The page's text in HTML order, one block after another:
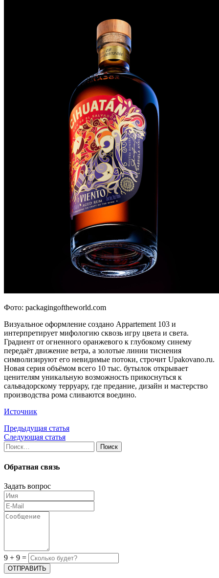
Фото: packagingoftheworld.com
Визуальное оформление создано Appartement 103 и
интерпретирует мифологию сквозь игру цвета и света.
Градиент от огненного оранжевого к глубокому синему
передаёт движение ветра, а золотые линии тиснения
символизируют его невидимые потоки, строчит Upakovano.ru.
Новая серия объёмом всего 10 тыс. бутылок открывает
ценителям уникальную возможность прикоснуться к
сальвадорскому терруару, где предание, дизайн и мастерство
производства рома сливаются воедино.
Источник
Предыдущая статья
Следующая статья
Найти:
Обратная связь
Задать вопрос
9 + 9 =